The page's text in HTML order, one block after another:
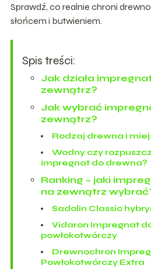
Sprawdź, co realnie chroni
słońcem i butwieniem.
Spis treści:
Jak działa
zewnątrz?
Jak wybrać
zewnątrz?
Rodzaj drewna i
Wodny czy
impregnat do drewna?
Ranking – jaki
na zewnątrz
Sadolin Classic
Vidaron Impregnat
powłokotwórczy
Drewnochron
Powłokotwórczy Extra